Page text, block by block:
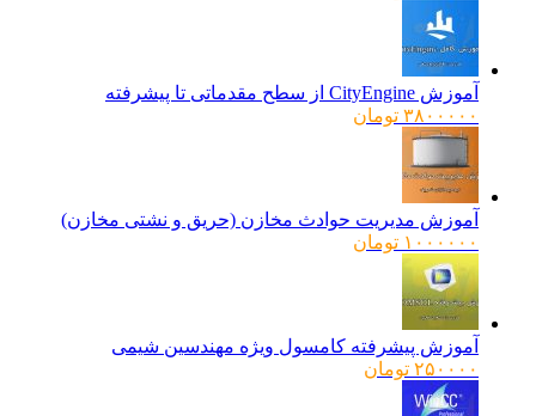
آموزش CityEngine از سطح مقدماتی تا پیشرفته
۳۸۰۰۰۰۰ تومان
آموزش مدیریت حوادث مخازن (حریق و نشتی مخازن)
۱۰۰۰۰۰۰ تومان
آموزش پیشرفته کامسول ویژه مهندسین شیمی
۲۵۰۰۰۰ تومان